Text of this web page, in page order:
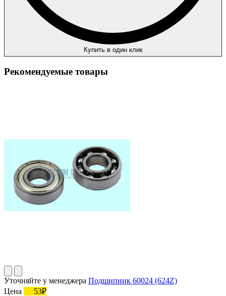
Купить в один клик
Рекомендуемые товары
Уточняйте у менеджера Подшипник 60024 (624Z)
Цена
53₽